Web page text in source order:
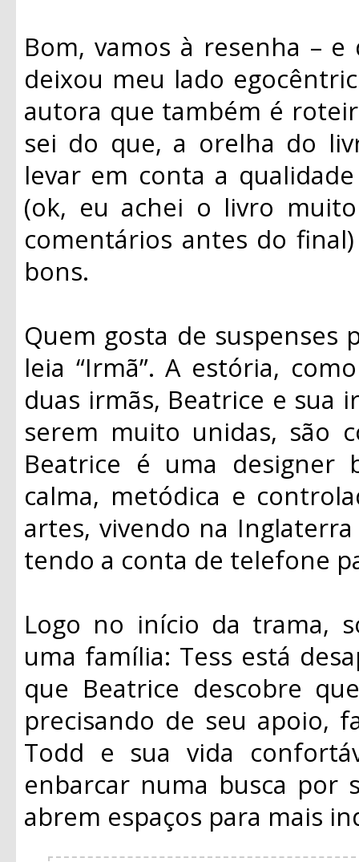
Bom, vamos à resenha – e
deixou meu lado
autora que também é
sei do que, a orelha do
levar em conta a
(ok, eu achei o livro
comentários antes do
bons.
Quem gosta de suspenses
leia “Irmã”. A estória,
duas irmãs, Beatrice e sua
serem muito unidas, são
Beatrice é uma designer
calma, metódica e
artes, vivendo na
tendo a conta de telefone
Logo no início da trama,
uma família: Tess está
que Beatrice descobre
precisando de seu apoio,
Todd e sua vida
enbarcar numa busca por
abrem espaços para mais